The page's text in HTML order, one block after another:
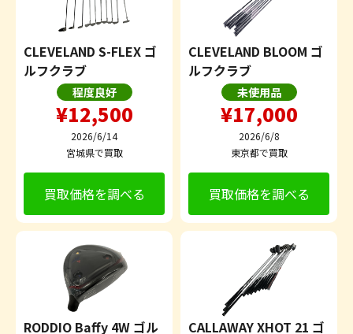
CLEVELAND S-FLEX ゴ
ルフクラブ
程度良好
¥12,500
2026/6/14
宮城県で買取
買取価格を調べる
CLEVELAND BLOOM ゴ
ルフクラブ
未使用品
¥17,000
2026/6/8
東京都で買取
買取価格を調べる
RODDIO Baffy 4W ゴル
CALLAWAY XHOT 21 ゴ